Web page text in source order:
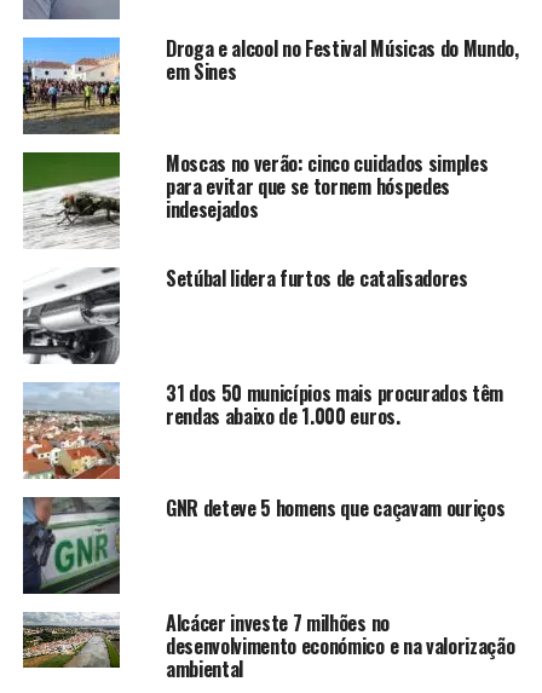
Droga e alcool no Festival Músicas do Mundo,
em Sines
Moscas no verão: cinco cuidados simples
para evitar que se tornem hóspedes
indesejados
Setúbal lidera furtos de catalisadores
31 dos 50 municípios mais procurados têm
rendas abaixo de 1.000 euros.
GNR deteve 5 homens que caçavam ouriços
Alcácer investe 7 milhões no
desenvolvimento económico e na valorização
ambiental